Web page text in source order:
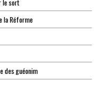
le sort
la Réforme
des guéonim